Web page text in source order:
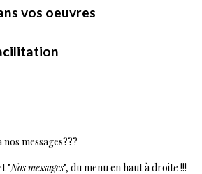
vos oeuvres
messages???
"Nosmessages", du menu en haut à droite !!!